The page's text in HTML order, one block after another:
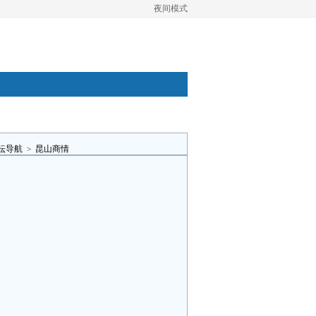
夜间模式
导航 > 昆山商情